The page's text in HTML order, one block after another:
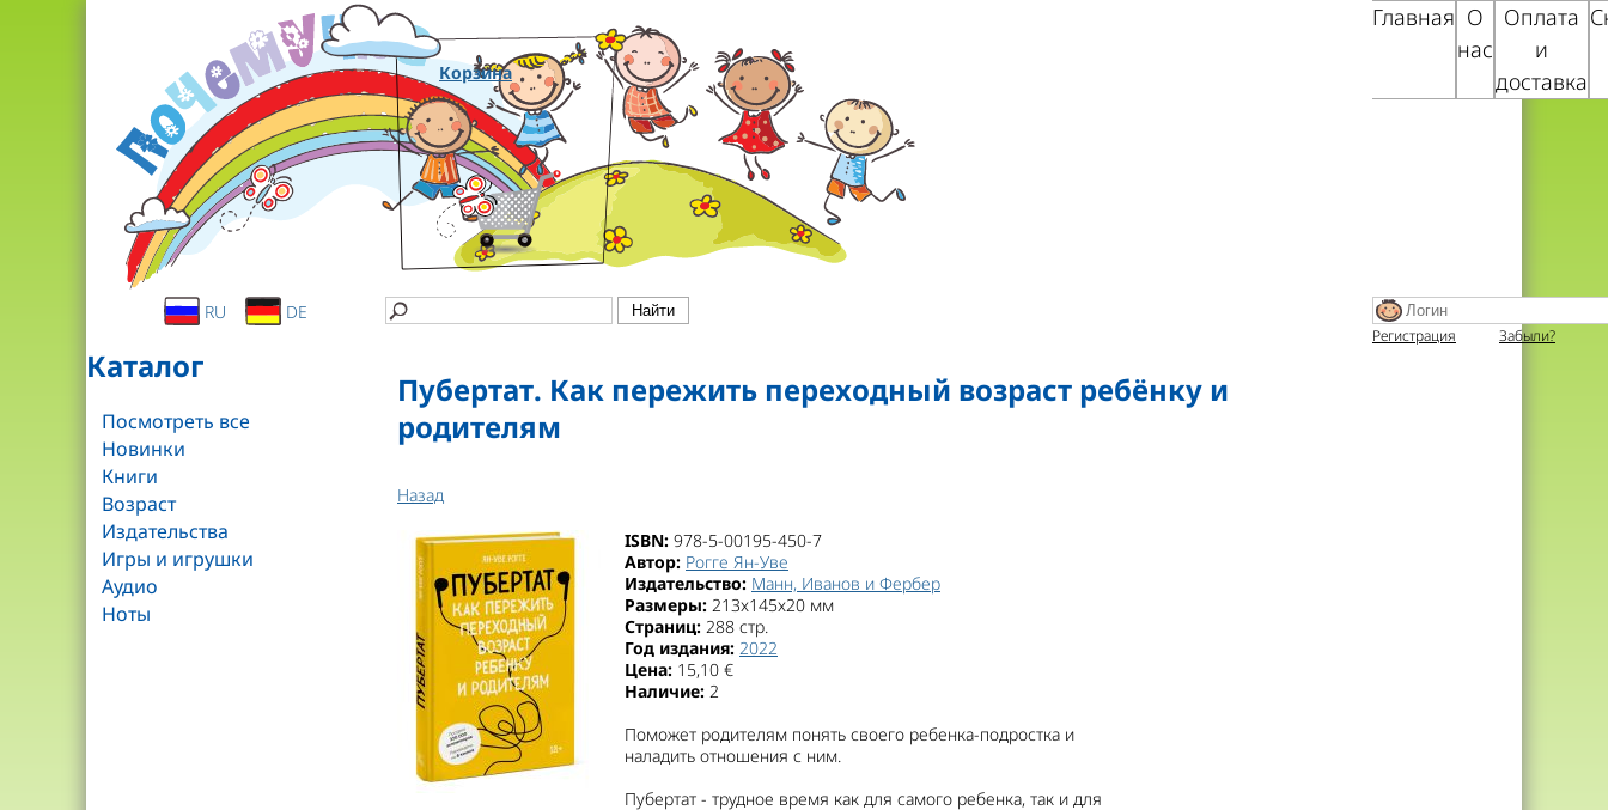
Корзина
Главная О
нас
Оплата
и
доставка
RU DE
Регистрация Забыли?
Каталог
Посмотреть все
Новинки
Книги
Возраст
Издательства
Игры и игрушки
Аудио
Ноты
Пубертат. Как пережить переходный возраст ребёнку и
родителям
Назад
ISBN: 978-5-00195-450-7
Автор: Рогге Ян-Уве
Издательство: Манн, Иванов и Фербер
Размеры: 213x145x20 мм
Страниц: 288 стр.
Год издания: 2022
Цена: 15,10 €
Наличие: 2
Поможет родителям понять своего ребенка-подростка и
наладить отношения с ним.
Пубертат - трудное время как для самого ребенка, так и для